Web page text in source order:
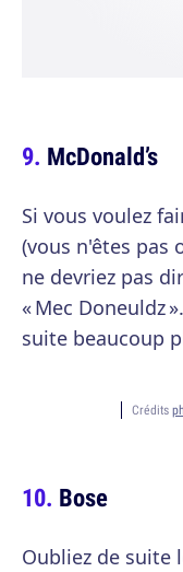
McDonald’s
Si vous voulez
(vous n'êtes pas
ne devriez pas
« Mec Doneuldz
suite beaucoup
Crédits
Bose
Oubliez de suite